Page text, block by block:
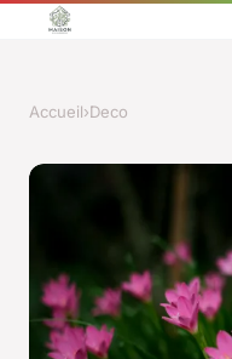
Accueil›Deco